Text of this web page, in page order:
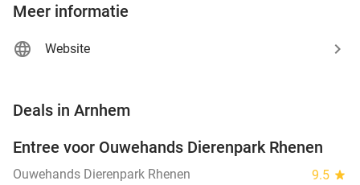
Meer informatie
Website
Deals in Arnhem
19%
Entree voor Ouwehands Dierenpark Rhenen
Ouwehands Dierenpark Rhenen 9.5 star